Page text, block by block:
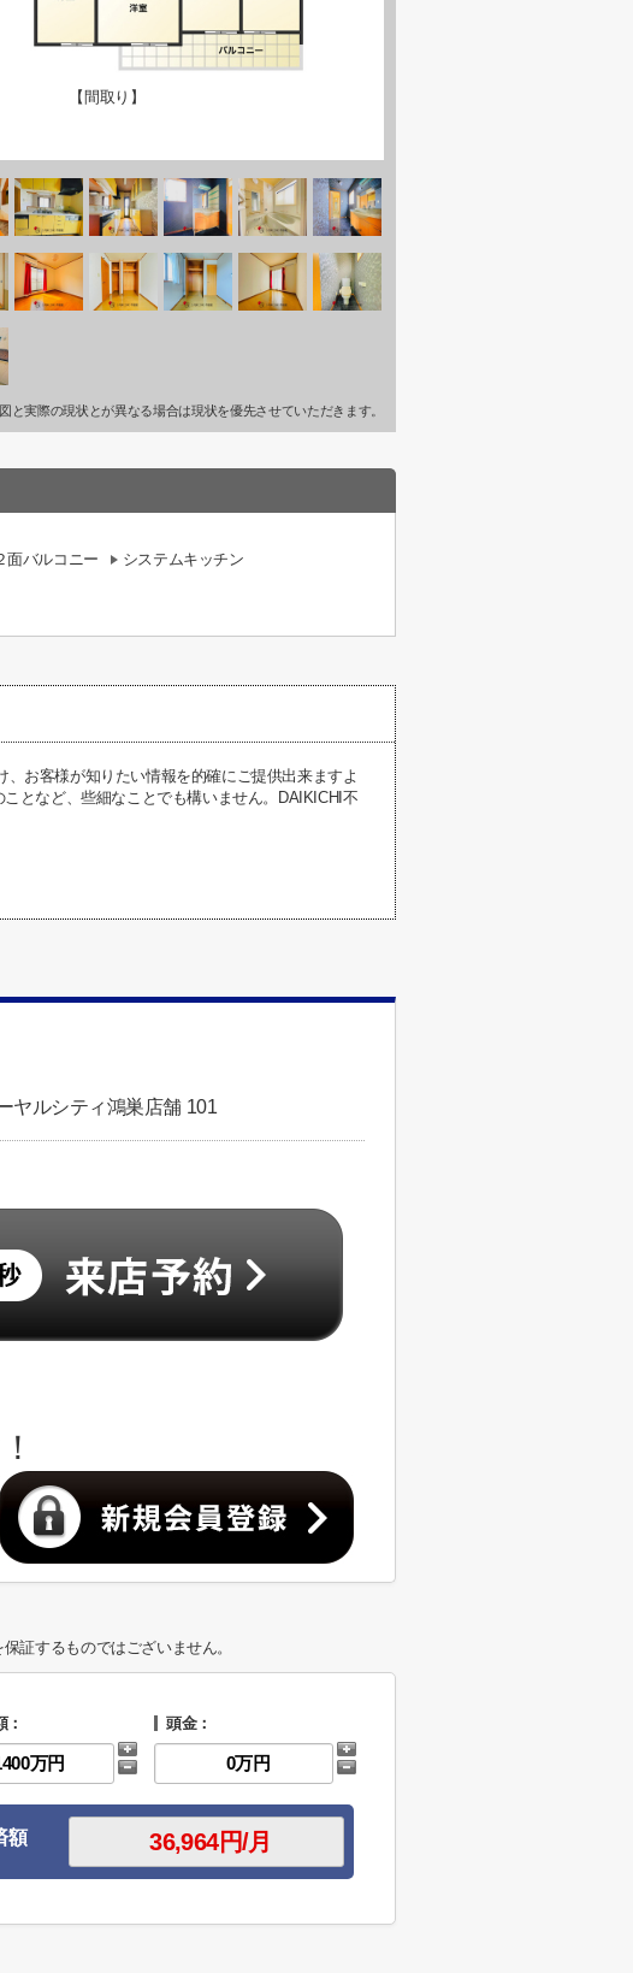
【間取り】
と実際の現状とが異なる場合は現状を優先させていただきます。
面バルコニー
システムキッチン
お客様が知りたい情報を的確にご提供出来ますよ
となど、些細なことでも構いません。DAIKICHI不
ヤルシティ鴻巣店舗 101
証するものではございません。
： 頭金：
額